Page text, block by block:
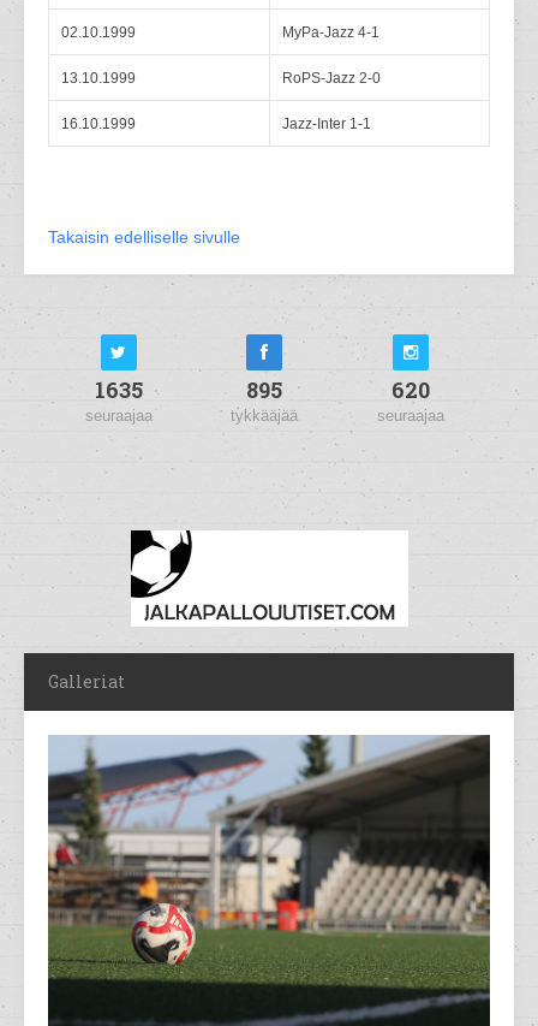
02.10.1999 MyPa-Jazz 4-1
13.10.1999 RoPS-Jazz 2-0
16.10.1999 Jazz-Inter 1-1
Takaisin edelliselle sivulle
1635
seuraajaa
895
tykkääjää
620
seuraajaa
Galleriat